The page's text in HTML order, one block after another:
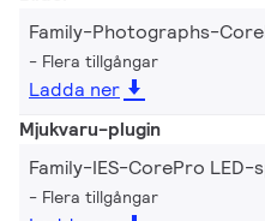
Family-Photographs-
Flera tillgångar
Ladda ner
Mjukvaru-plugin
Family-IES-CorePro LED-
Flera tillgångar